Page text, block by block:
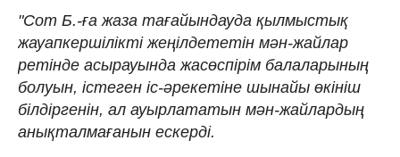
"Сот Б.-ға жаза тағайындауда қылмыстық
жауапкершілікті жеңілдететін мән-жайлар
ретінде асырауында жасөспірім балаларының
болуын, істеген іс-әрекетіне шынайы өкініш
білдіргенін, ал ауырлататын мән-жайлардың
анықталмағанын ескерді.